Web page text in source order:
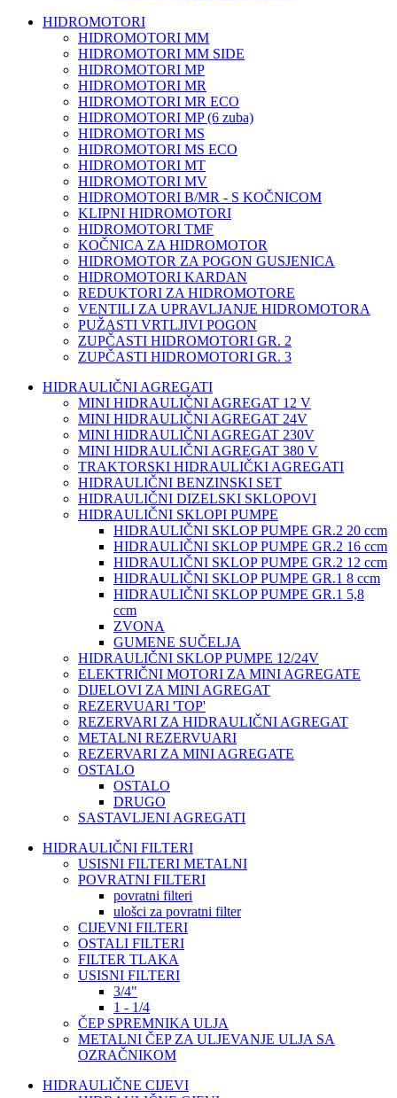
HIDROMOTORI
HIDROMOTORI MM
HIDROMOTORI MM SIDE
HIDROMOTORI MP
HIDROMOTORI MR
HIDROMOTORI MR ECO
HIDROMOTORI MP (6 zuba)
HIDROMOTORI MS
HIDROMOTORI MS ECO
HIDROMOTORI MT
HIDROMOTORI MV
HIDROMOTORI B/MR - S KOČNICOM
KLIPNI HIDROMOTORI
HIDROMOTORI TMF
KOČNICA ZA HIDROMOTOR
HIDROMOTOR ZA POGON GUSJENICA
HIDROMOTORI KARDAN
REDUKTORI ZA HIDROMOTORE
VENTILI ZA UPRAVLJANJE HIDROMOTORA
PUŽASTI VRTLJIVI POGON
ZUPČASTI HIDROMOTORI GR. 2
ZUPČASTI HIDROMOTORI GR. 3
HIDRAULIČNI AGREGATI
MINI HIDRAULIČNI AGREGAT 12 V
MINI HIDRAULIČNI AGREGAT 24V
MINI HIDRAULIČNI AGREGAT 230V
MINI HIDRAULIČNI AGREGAT 380 V
TRAKTORSKI HIDRAULIČKI AGREGATI
HIDRAULIČNI BENZINSKI SET
HIDRAULIČNI DIZELSKI SKLOPOVI
HIDRAULIČNI SKLOPI PUMPE
HIDRAULIČNI SKLOP PUMPE GR.2 20 ccm
HIDRAULIČNI SKLOP PUMPE GR.2 16 ccm
HIDRAULIČNI SKLOP PUMPE GR.2 12 ccm
HIDRAULIČNI SKLOP PUMPE GR.1 8 ccm
HIDRAULIČNI SKLOP PUMPE GR.1 5,8
ccm
ZVONA
GUMENE SUČELJA
HIDRAULIČNI SKLOP PUMPE 12/24V
ELEKTRIČNI MOTORI ZA MINI AGREGATE
DIJELOVI ZA MINI AGREGAT
REZERVUARI 'TOP'
REZERVARI ZA HIDRAULIČNI AGREGAT
METALNI REZERVUARI
REZERVARI ZA MINI AGREGATE
OSTALO
OSTALO
DRUGO
SASTAVLJENI AGREGATI
HIDRAULIČNI FILTERI
USISNI FILTERI METALNI
POVRATNI FILTERI
povratni filteri
ulošci za povratni filter
CIJEVNI FILTERI
OSTALI FILTERI
FILTER TLAKA
USISNI FILTERI
3/4"
1 - 1/4
ČEP SPREMNIKA ULJA
METALNI ČEP ZA ULJEVANJE ULJA SA
OZRAČNIKOM
HIDRAULIČNE CIJEVI